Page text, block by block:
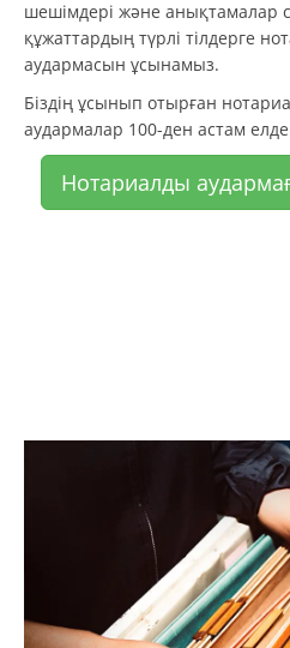
шешімдері және анықтамалар
құжаттардың түрлі тілдерге
аудармасын ұсынамыз.
Біздің ұсынып отырған
аудармалар 100-ден астам
Нотариалды